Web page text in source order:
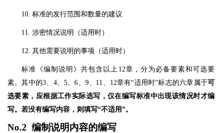
10. 标准的发行范围和数量的建议
11. 涉密情况说明（适用时）
12. 其他需要说明的事项（适用时）
标准《编制说明》共包含以上12章，分为必备要素和可选要
素。其中的3、4、5、6、9、11、12章有“适用时”标志的六章属于可
选要素，应根据工作实际选写，仅在编写标准中出现该情况时才编
写。若没有编写内容，则填写“不适用”。
No.2 编制说明内容的编写